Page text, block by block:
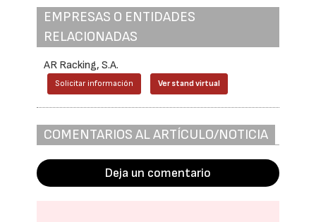
EMPRESAS O ENTIDADES
RELACIONADAS
AR Racking, S.A.
Solicitar información Ver stand virtual
COMENTARIOS AL ARTÍCULO/NOTICIA
Deja un comentario